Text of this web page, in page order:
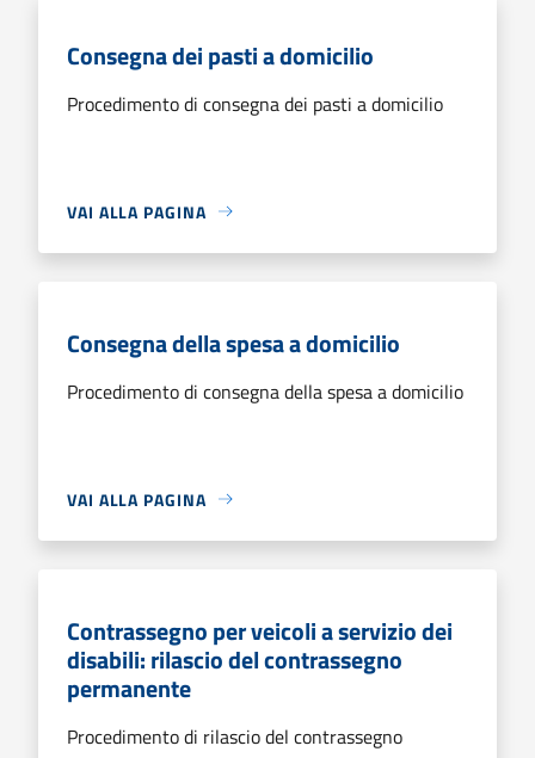
Consegna dei pasti a domicilio
Procedimento di consegna dei pasti a domicilio
VAI ALLA PAGINA
Consegna della spesa a domicilio
Procedimento di consegna della spesa a domicilio
VAI ALLA PAGINA
Contrassegno per veicoli a servizio dei
disabili: rilascio del contrassegno
permanente
Procedimento di rilascio del contrassegno